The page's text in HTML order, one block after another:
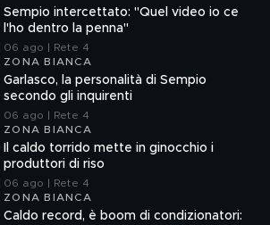
Sempio intercettato: "Quel video io ce
l'ho dentro la penna"
06 ago | Rete 4
ZONA BIANCA
Garlasco, la personalità di Sempio
secondo gli inquirenti
06 ago | Rete 4
ZONA BIANCA
Il caldo torrido mette in ginocchio i
produttori di riso
06 ago | Rete 4
ZONA BIANCA
Caldo record, è boom di condizionatori: